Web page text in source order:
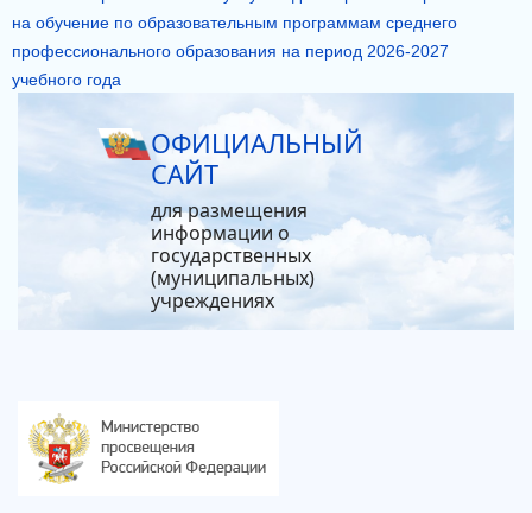
на обучение по образовательным программам среднего
профессионального образования на период 2026-2027
учебного года
ОФИЦИАЛЬНЫЙ
САЙТ
для размещения
информации о
государственных
(муниципальных)
учреждениях